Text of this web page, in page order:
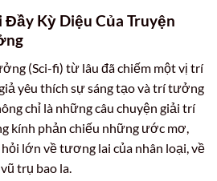
Đầy Kỳ Diệu Của Truyện
(Sci-fi) từ lâu đã chiếm một vị trí
yêu thích sự sáng tạo và trí tưởng
chỉ là những câu chuyện giải trí
kính phản chiếu những ước mơ,
lớn về tương lai của nhân loại, về
trụ bao la.